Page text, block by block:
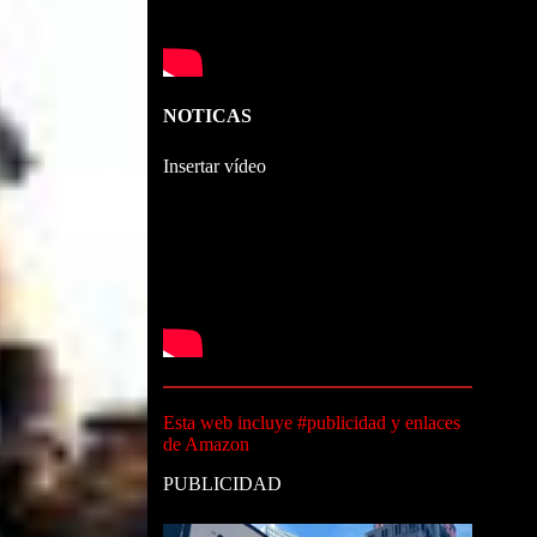
NOTICAS
Insertar vídeo
Esta web incluye #publicidad y enlaces
de Amazon
PUBLICIDAD